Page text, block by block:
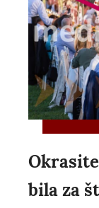
bila za